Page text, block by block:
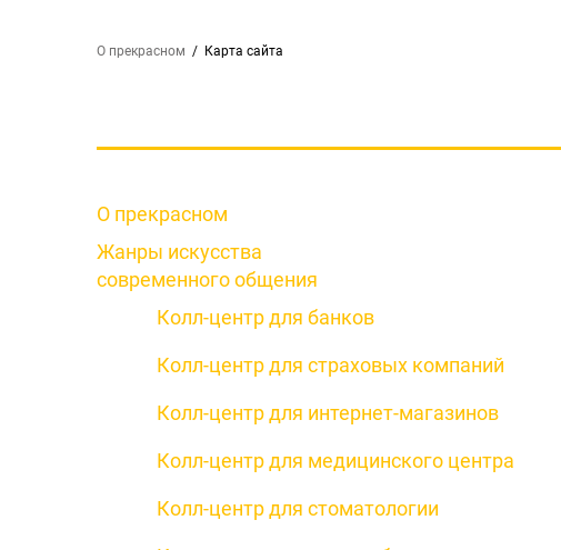
О прекрасном Карта сайта
О прекрасном
Жанры искусства
современного общения
Колл-центр для банков
Колл-центр для страховых компаний
Колл-центр для интернет-магазинов
Колл-центр для медицинского центра
Колл-центр для стоматологии